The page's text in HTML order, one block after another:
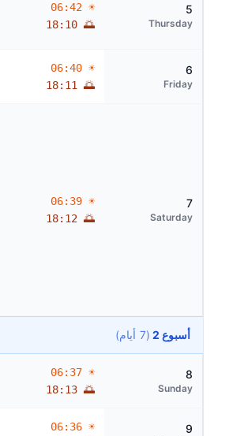
5
Thursday
☀ 06:42
🌅 18:10
6
Friday
☀ 06:40
🌅 18:11
7
Saturday
☀ 06:39
🌅 18:12
أسبوع 2 (7 أيام)
8
Sunday
☀ 06:37
🌅 18:13
9
☀ 06:36